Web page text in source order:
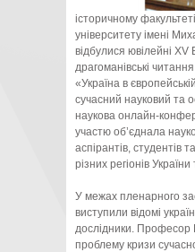
історичному
університету імені
відбулися ювілейні ХV
драгоманівські
«Україна в європейській
сучасний науковий та
наукова онлайн-
участю об’єднала
аспірантів, студентів
різних регіонів
У межах пленарного
виступили відомі
дослідники.
проблему кризи